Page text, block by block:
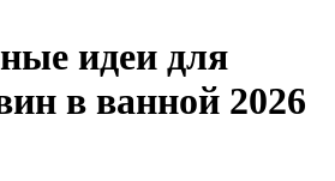
идеи для
в ванной 2026